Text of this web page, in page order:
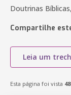
Doutrinas
Compartilhe
Leia um
Esta página foi vista